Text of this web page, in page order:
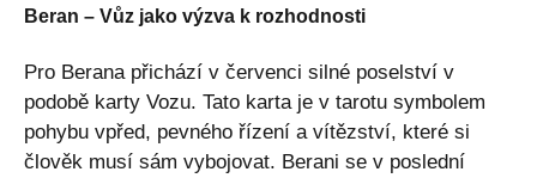
Beran – Vůz jako výzva k rozhodnosti
Pro Berana přichází v červenci silné poselství v
podobě karty Vozu. Tato karta je v tarotu symbolem
pohybu vpřed, pevného řízení a vítězství, které si
člověk musí sám vybojovat. Berani se v poslední